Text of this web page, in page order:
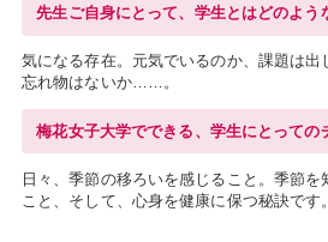
先生ご自身にとって、学生とはどのよう
気になる存在。元気でいるのか、課題は出
忘れ物はないか……。
梅花女子大学でできる、学生にとっての
日々、季節の移ろいを感じること。季節
こと、そして、心身を健康に保つ秘訣です。